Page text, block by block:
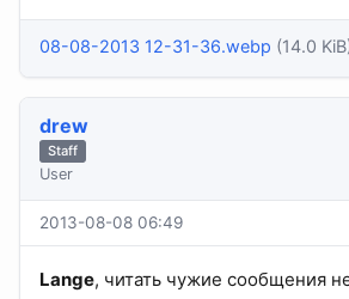
08-08-2013 12-31-36.webp (14.0
drew
Staff
User
2013-08-08 06:49
Lange, читать чужие сообщения